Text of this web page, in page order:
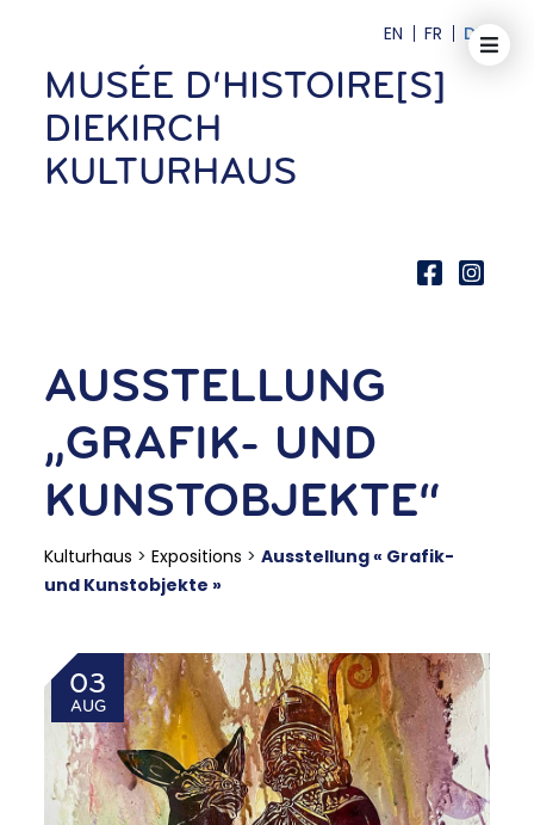
EN FR DE
MUSÉE D‘HISTOIRE[S]
DIEKIRCH
KULTURHAUS
AUSSTELLUNG
„GRAFIK- UND
KUNSTOBJEKTE“
Kulturhaus >Expositions >Ausstellung « Grafik-
und Kunstobjekte »
03
AUG